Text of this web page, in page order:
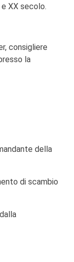
XX secolo.
consigliere
la
della
di scambio